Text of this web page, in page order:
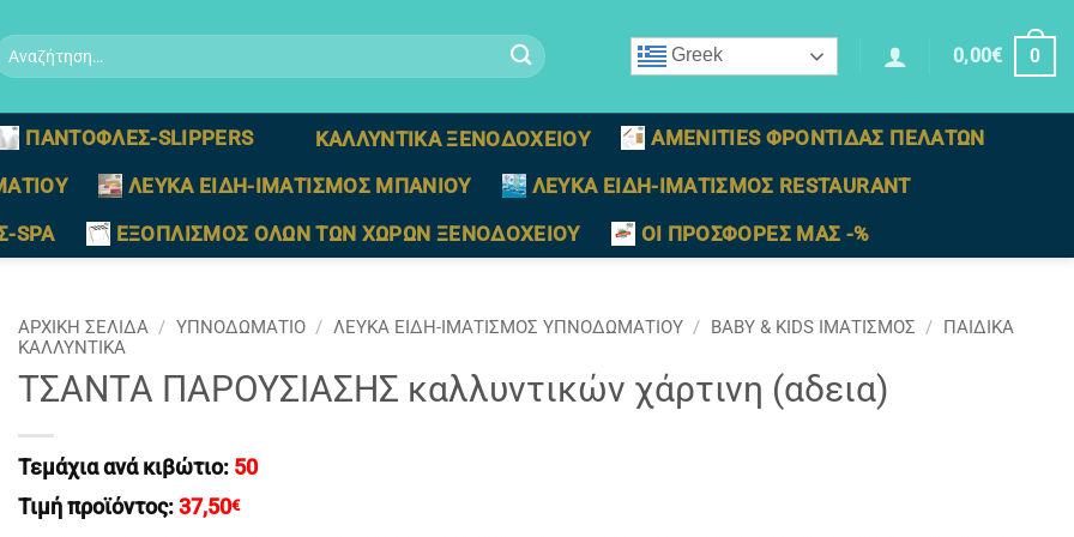
Greek 0,00€ 0
ΠΑΝΤΟΦΛΕΣ-SLIPPERS ΚΑΛΛΥΝΤΙΚΑ ΞΕΝΟΔΟΧΕΙΟΥ
AMENITIES ΦΡΟΝΤΙΔΑΣ ΠΕΛΑΤΩΝ
ΛΕΥΚΑ ΕΙΔΗ-ΙΜΑΤΙΣΜΟΣ ΜΠΑΝΙΟΥ
ΛΕΥΚΑ ΕΙΔΗ-ΙΜΑΤΙΣΜΟΣ RESTAURANT
SPA
ΕΞΟΠΛΙΣΜΟΣ ΟΛΩΝ ΤΩΝ ΧΩΡΩΝ ΞΕΝΟΔΟΧΕΙΟΥ ΟΙ ΠΡΟΣΦΟΡΕΣ ΜΑΣ -%
ΑΡΧΙΚΉ ΣΕΛΊΔΑ / ΥΠΝΟΔΩΜΑΤΙΟ / ΛΕΥΚΑ ΕΙΔΗ-ΙΜΑΤΙΣΜΟΣ ΥΠΝΟΔΩΜΑΤΙΟΥ / BABY & KIDS ΙΜΑΤΙΣΜΟΣ / ΠΑΙΔΙΚΑ
ΚΑΛΛΥΝΤΙΚΑ
ΤΣΑΝΤΑ ΠΑΡΟΥΣΙΑΣΗΣ καλλυντικών χάρτινη (αδεια)
Τεμάχια ανά κιβώτιο: 50
Τιμή προϊόντος: 37,50€